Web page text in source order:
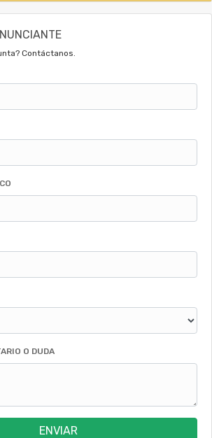
Contáctanos.
O DUDA
ENVIAR